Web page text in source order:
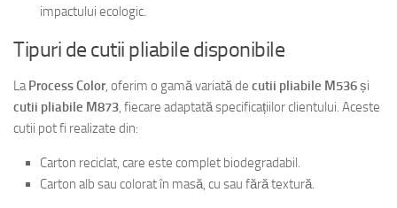
impactului ecologic.
Tipuri de cutii pliabile disponibile
La Process Color, oferim o gamă variată de cutii pliabile M536și
cutii pliabile M873, fiecare adaptată specificațiilor clientului. Aceste
cutii pot fi realizate din:
Carton reciclat, care este complet biodegradabil.
Carton alb sau colorat în masă, cu sau fără textură.